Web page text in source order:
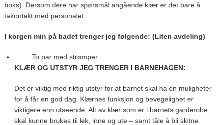
boks). Dersom dere har spørsmål angående klær er det bare å
takontakt med personalet.
I korgen min på badet trenger jeg følgende: (Liten avdeling)
To par med strømper
KLÆR OG UTSTYR JEG TRENGER I BARNEHAGEN:
Det er viktig med riktig utstyr for at barnet skal ha en muligheter
for å får en god dag. Klærnes funksjon og bevegelighet er
viktigere enn utseende. Alt av klær som er i barnets garderobe
skal kunne brukes til lek, inne og ute – samt tåle å bli skitne.